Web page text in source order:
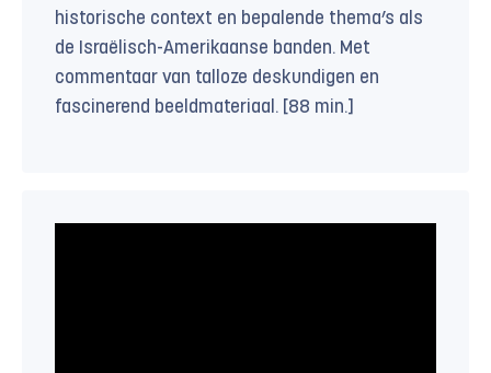
historische context en bepalende thema’s als
de Israëlisch-Amerikaanse banden. Met
commentaar van talloze deskundigen en
fascinerend beeldmateriaal. [88 min.]